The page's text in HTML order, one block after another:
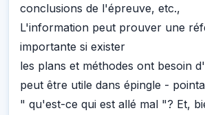
conclusions de l'épreuve, etc.,
L'information peut prouver une
importante si exister
les plans et méthodes ont besoin
peut être utile dans épingle -
" qu'est-ce qui est allé mal "? Et,